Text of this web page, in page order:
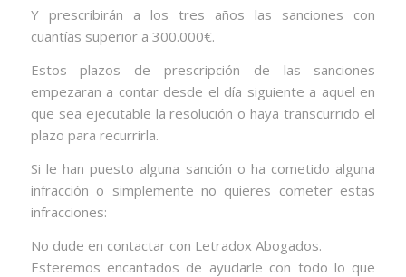
Y prescribirán a los tres años las sanciones con
cuantías superior a 300.000€.
Estos plazos de prescripción de las sanciones
empezaran a contar desde el día siguiente a aquel en
que sea ejecutable la resolución o haya transcurrido el
plazo para recurrirla.
Si le han puesto alguna sanción o ha cometido alguna
infracción o simplemente no quieres cometer estas
infracciones:
No dude en contactar con Letradox Abogados.
Esteremos encantados de ayudarle con todo lo que